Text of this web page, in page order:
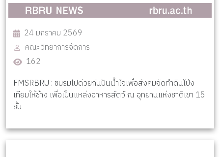
24 มกราคม 2569
คณะวิทยาการจัดการ
162
FMSRBRU : ชมรมไปด้วยกันปันน้ำใจเพื่อสังคมจัดทำดินโป่ง
เทียมให้ช้าง เพื่อเป็นแหล่งอาหารสัตว์ ณ อุทยานแห่งชาติเขา 15
ชั้น